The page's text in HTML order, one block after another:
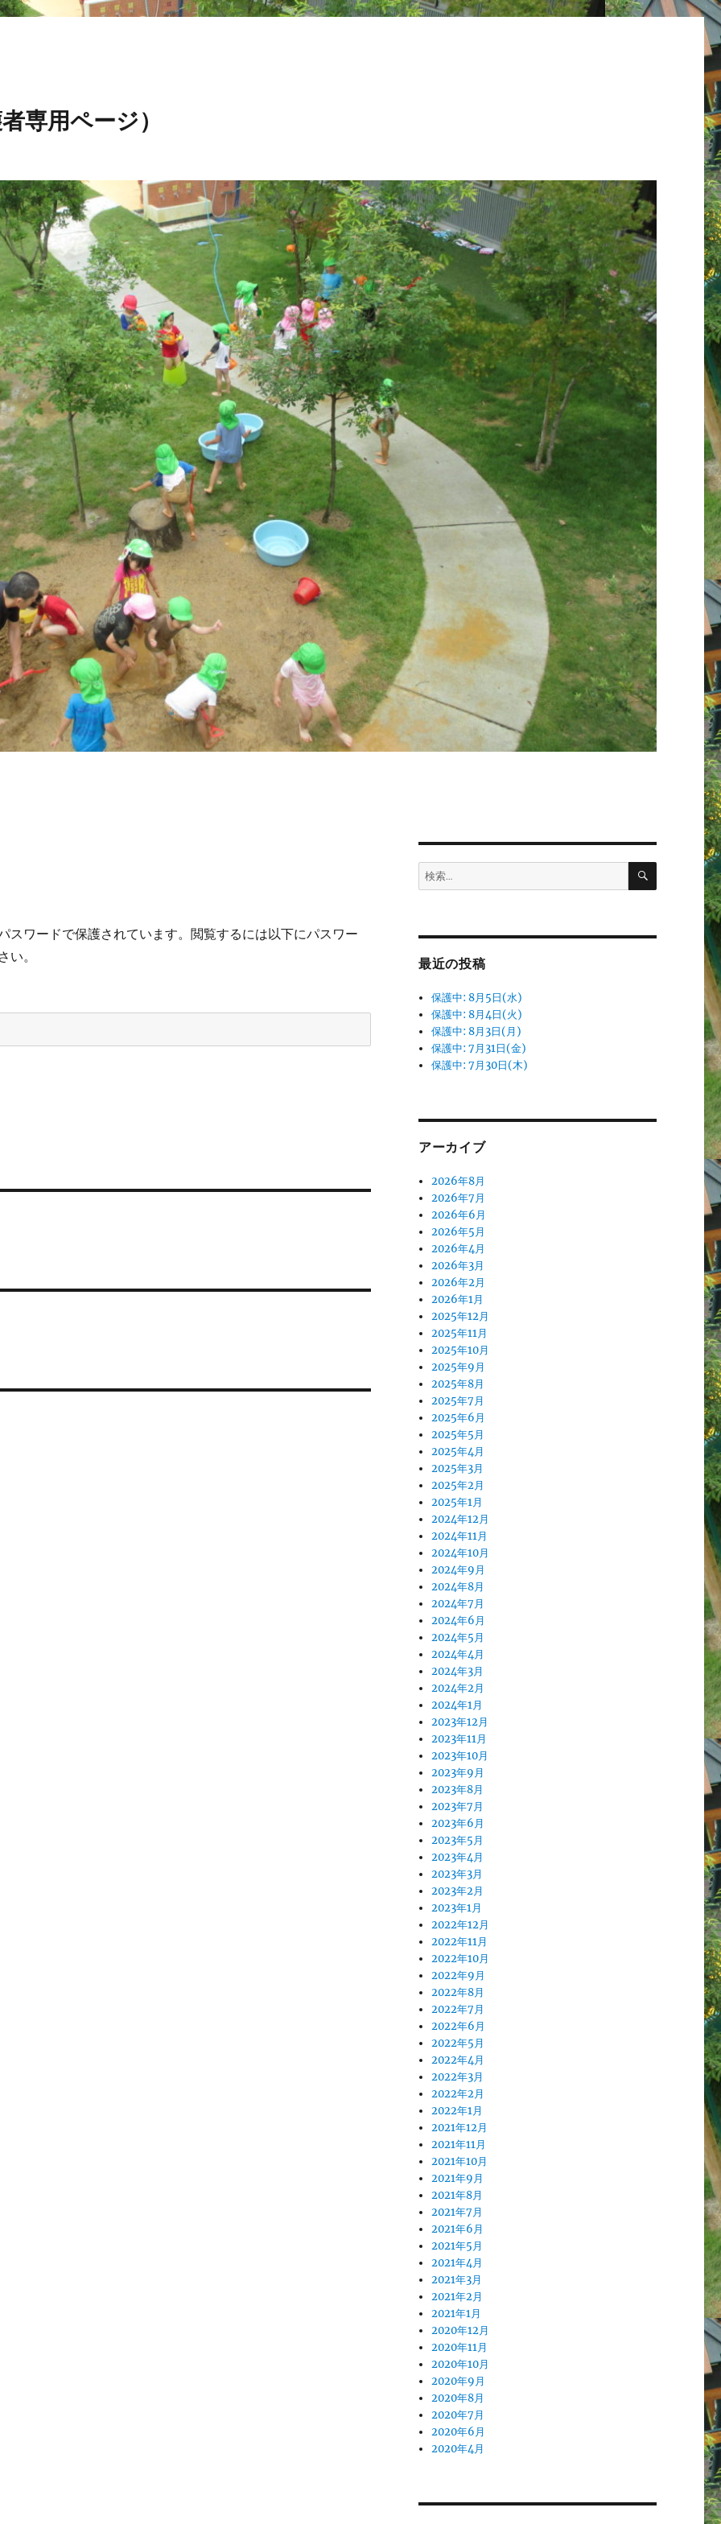
専用ページ）
スワードで保護されています。閲覧するには以下にパスワー
い。
検
索:
検
最近の投稿
保護中: 8月5日(水)
保護中: 8月4日(火)
保護中: 8月3日(月)
保護中: 7月31日(金)
保護中: 7月30日(木)
アーカイブ
2026年8月
2026年7月
2026年6月
2026年5月
2026年4月
2026年3月
2026年2月
2026年1月
2025年12月
2025年11月
2025年10月
2025年9月
2025年8月
2025年7月
2025年6月
2025年5月
2025年4月
2025年3月
2025年2月
2025年1月
2024年12月
2024年11月
2024年10月
2024年9月
2024年8月
2024年7月
2024年6月
2024年5月
2024年4月
2024年3月
2024年2月
2024年1月
2023年12月
2023年11月
2023年10月
2023年9月
2023年8月
2023年7月
2023年6月
2023年5月
2023年4月
2023年3月
2023年2月
2023年1月
2022年12月
2022年11月
2022年10月
2022年9月
2022年8月
2022年7月
2022年6月
2022年5月
2022年4月
2022年3月
2022年2月
2022年1月
2021年12月
2021年11月
2021年10月
2021年9月
2021年8月
2021年7月
2021年6月
2021年5月
2021年4月
2021年3月
2021年2月
2021年1月
2020年12月
2020年11月
2020年10月
2020年9月
2020年8月
2020年7月
2020年6月
2020年4月